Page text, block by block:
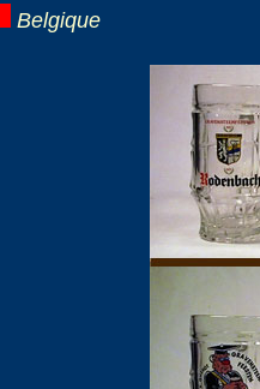
Belgique